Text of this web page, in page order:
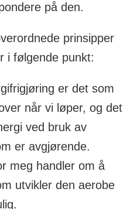
på den.
prinsipper
i følgende punkt:
er det som
når vi løper, og det
ved bruk av
er avgjørende.
meg handler om å
utvikler den aerobe